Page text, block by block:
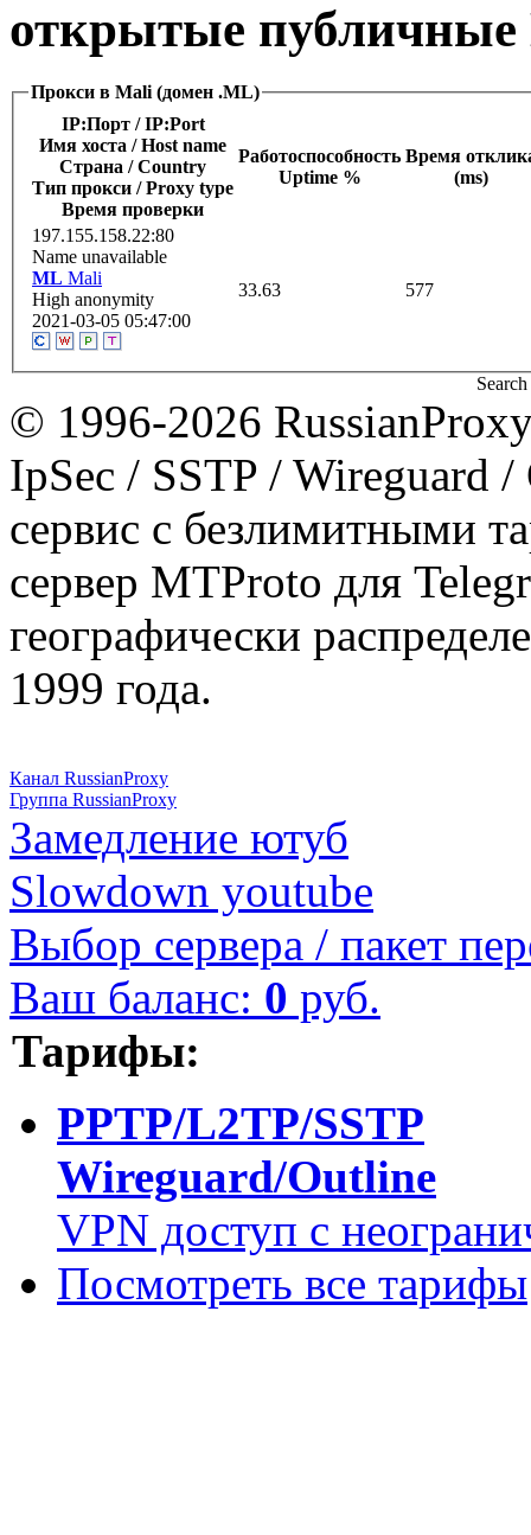
открытые публичные
Прокси в Mali (домен .ML)
IP:Порт / IP:Port
Имя хоста / Host name
Страна / Сountry
Тип прокси / Proxy type
Время проверки
Работоспособность
Uptime %
Время
(ms)
197.155.158.22:80
Name unavailable
ML Mali
High anonymity
2021-03-05 05:47:00
33.63 577
© 1996-2026
IpSec / SSTP / Wireguard
сервис с безлимитными
сервер MTProto для
географически
1999 года.
Канал RussianProxy
Группа RussianProxy
Замедление ютуб
Slowdown youtube
Выбор сервера / пакет
Ваш баланс: 0 руб.
Тарифы:
PPTP/L2TP/SSTP
Wireguard/Outline
VPN доступ с
Посмотреть все тарифы